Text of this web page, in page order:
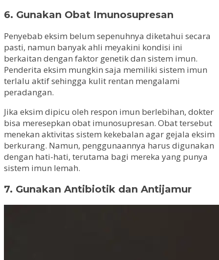
6. Gunakan Obat Imunosupresan
Penyebab eksim belum sepenuhnya diketahui secara
pasti, namun banyak ahli meyakini kondisi ini
berkaitan dengan faktor genetik dan sistem imun.
Penderita eksim mungkin saja memiliki sistem imun
terlalu aktif sehingga kulit rentan mengalami
peradangan.
Jika eksim dipicu oleh respon imun berlebihan, dokter
bisa meresepkan obat imunosupresan. Obat tersebut
menekan aktivitas sistem kekebalan agar gejala eksim
berkurang. Namun, penggunaannya harus digunakan
dengan hati-hati, terutama bagi mereka yang punya
sistem imun lemah.
7. Gunakan Antibiotik dan Antijamur